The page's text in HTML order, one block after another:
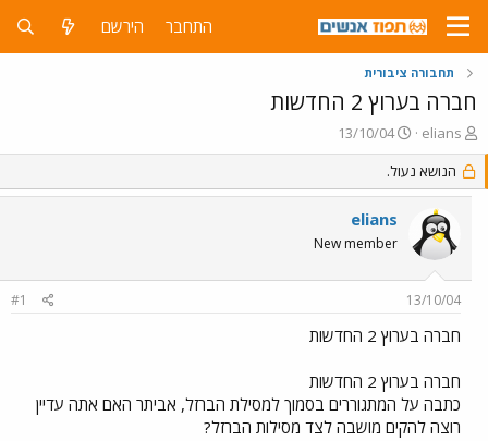
התחבר הירשם
תחבורה ציבורית
חברה בערוץ 2 החדשות
פ
ו
ת
ח
elians
פ
ו
ר
ס
ב
ת
ך
13/10/04
הנושא נעול.
elians
New member
13/10/04
#1
חברה בערוץ 2 החדשות
חברה בערוץ 2 החדשות
כתבה על המתגוררים בסמוך למסילת הברזל, אביתר האם אתה עדיין
רוצה להקים מושבה לצד מסילות הברזל?